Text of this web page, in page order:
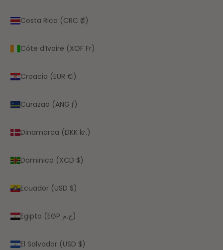
Costa Rica (CRC ₡)
Côte d’Ivoire (XOF Fr)
Croacia (EUR €)
Curazao (ANG ƒ)
Dinamarca (DKK kr.)
Dominica (XCD $)
Ecuador (USD $)
Egipto (EGP ج.م)
El Salvador (USD $)